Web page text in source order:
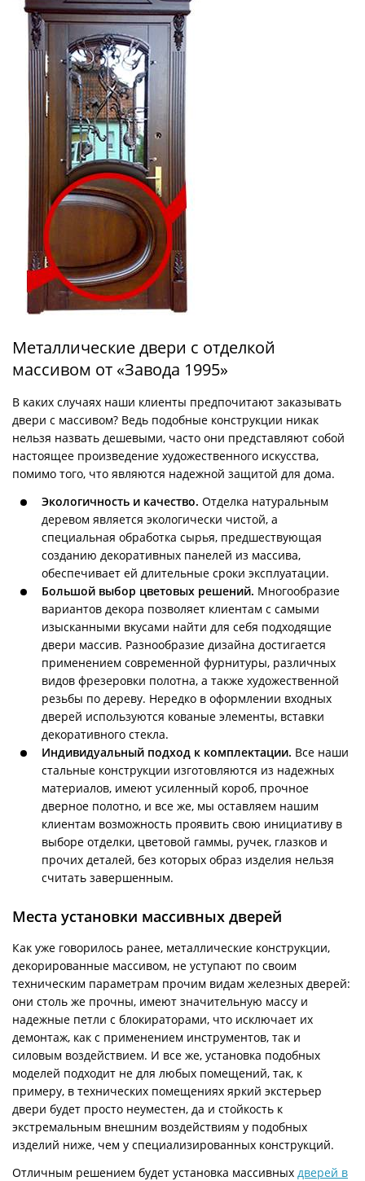
Металлические двери с отделкой
массивом от «Завода 1995»
В каких случаях наши клиенты предпочитают заказывать
двери с массивом? Ведь подобные конструкции никак
нельзя назвать дешевыми, часто они представляют собой
настоящее произведение художественного искусства,
помимо того, что являются надежной защитой для дома.
Экологичность и качество. Отделка натуральным
деревом является экологически чистой, а
специальная обработка сырья, предшествующая
созданию декоративных панелей из массива,
обеспечивает ей длительные сроки эксплуатации.
Большой выбор цветовых решений. Многообразие
вариантов декора позволяет клиентам с самыми
изысканными вкусами найти для себя подходящие
двери массив. Разнообразие дизайна достигается
применением современной фурнитуры, различных
видов фрезеровки полотна, а также художественной
резьбы по дереву. Нередко в оформлении входных
дверей используются кованые элементы, вставки
декоративного стекла.
Индивидуальный подход к комплектации. Все наши
стальные конструкции изготовляются из надежных
материалов, имеют усиленный короб, прочное
дверное полотно, и все же, мы оставляем нашим
клиентам возможность проявить свою инициативу в
выборе отделки, цветовой гаммы, ручек, глазков и
прочих деталей, без которых образ изделия нельзя
считать завершенным.
Места установки массивных дверей
Как уже говорилось ранее, металлические конструкции,
декорированные массивом, не уступают по своим
техническим параметрам прочим видам железных дверей:
они столь же прочны, имеют значительную массу и
надежные петли с блокираторами, что исключает их
демонтаж, как с применением инструментов, так и
силовым воздействием. И все же, установка подобных
моделей подходит не для любых помещений, так, к
примеру, в технических помещениях яркий экстерьер
двери будет просто неуместен, да и стойкость к
экстремальным внешним воздействиям у подобных
изделий ниже, чем у специализированных конструкций.
Отличным решением будет установка массивных дверей в